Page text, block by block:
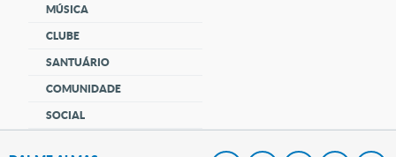
MÚSICA
CLUBE
SANTUÁRIO
COMUNIDADE
SOCIAL